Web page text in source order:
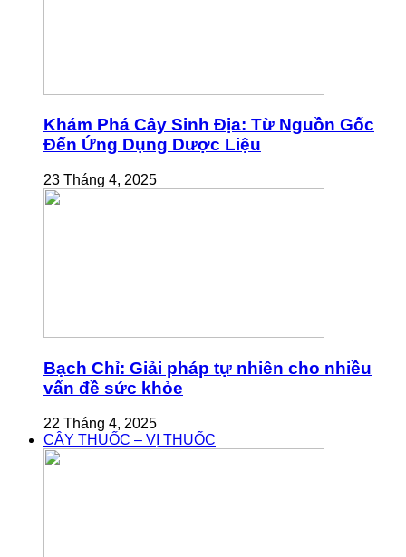
Khám Phá Cây Sinh Địa: Từ Nguồn Gốc
Đến Ứng Dụng Dược Liệu
23 Tháng 4, 2025
Bạch Chỉ: Giải pháp tự nhiên cho nhiều
vấn đề sức khỏe
22 Tháng 4, 2025
CÂY THUỐC – VỊ THUỐC